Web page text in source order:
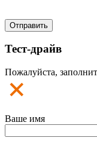
Тест-драйв
Пожалуйста,
Ваше имя